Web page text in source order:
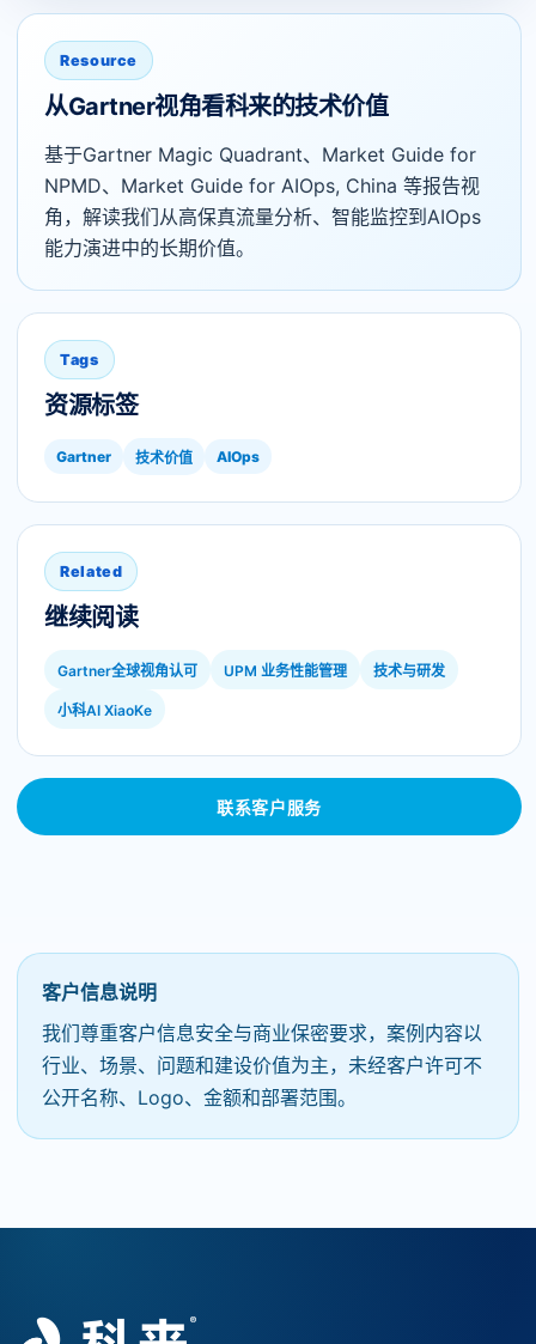
Resource
从Gartner视角看科来的技术价值
基于Gartner Magic Quadrant、Market Guide for
NPMD、Market Guide for AIOps, China 等报告视
角，解读我们从高保真流量分析、智能监控到AIOps
能力演进中的长期价值。
Tags
资源标签
Gartner 技术价值 AIOps
Related
继续阅读
Gartner全球视角认可 UPM 业务性能管理 技术与研发
小科AI XiaoKe
联系客户服务
客户信息说明
我们尊重客户信息安全与商业保密要求，案例内容以
行业、场景、问题和建设价值为主，未经客户许可不
公开名称、Logo、金额和部署范围。